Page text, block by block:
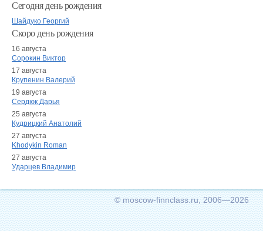
Сегодня день рождения
Шайдуко Георгий
Скоро день рождения
16 августа
Сорокин Виктор
17 августа
Крупенин Валерий
19 августа
Сердюк Дарья
25 августа
Кудрицкий Анатолий
27 августа
Khodykin Roman
27 августа
Ударцев Владимир
© moscow-finnclass.ru, 2006—2026